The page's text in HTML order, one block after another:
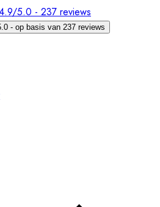
5.0 - 237 reviews
- op basis van 237 reviews